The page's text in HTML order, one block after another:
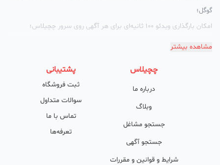
گوگل؛
امکان بارگذاری ویدئو 100 ثانیه‌ای برای هر آگهی روی سرور چچیلاس؛
گالری تصاویر محصول؛
پشتیبانی حرفه‌ای را هم به سبد خدماتش اضافه کرده است. چچیلاس با
امکان پشتیبان اختصاصی به محض ورود هر کسب‌وکار، نظارت، تحلیل
وکمک پشتیبان‌ها در تولید محتوا و سئونویسی به کسب‌وکارها شرایط را
طوری فراهم کرده که تا الان کسب‌وکارهای فعال در چچیلاس با کلمات
کلیدی بسیار خوبی رتبه دریافت کرده و بازخورد‌های بسیار خوبی گرفته‌اند.
مشاهده بیشتر
چچیلاس
درباره ما
وبلاگ
جستجو مشاغل
جستجو آگهی
شرایط و قوانین و مقررات
پشتیبانی
ثبت فروشگاه
سوالات متداول
تماس با ما
تعرفه‌ها